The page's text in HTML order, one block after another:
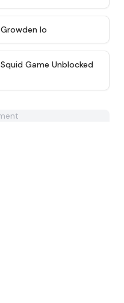
Growden Io
★ 4.6
Squid Game Unblocked